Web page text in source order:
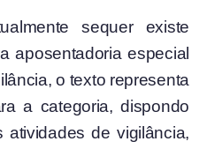
sequer existe
aposentadoria especial
o texto representa
a categoria, dispondo
de vigilância,